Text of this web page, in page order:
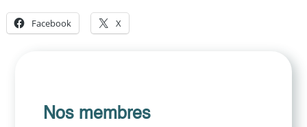
Facebook X
Nos membres